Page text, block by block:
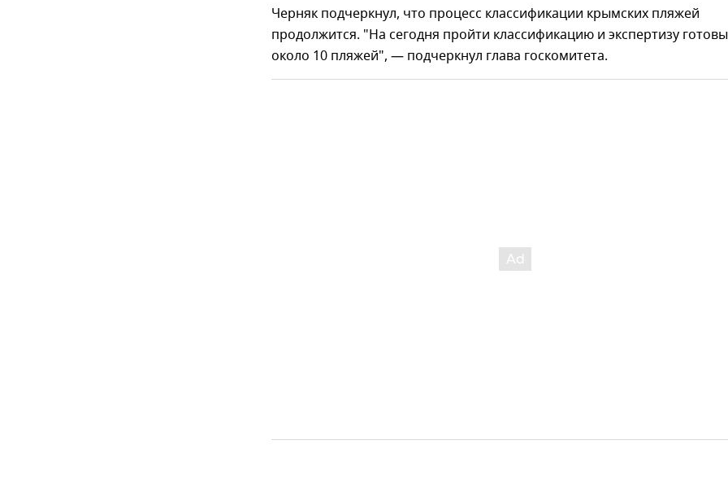
Черняк подчеркнул, что процесс классификации крымских пляжей
продолжится. "На сегодня пройти классификацию и экспертизу
около 10 пляжей", — подчеркнул глава госкомитета.